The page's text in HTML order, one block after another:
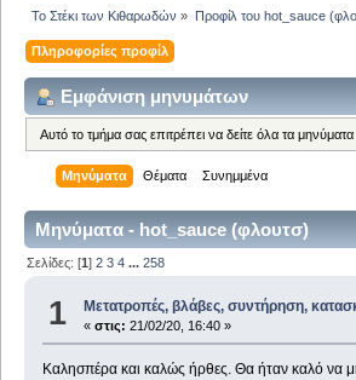
Το Στέκι των Κιθαρωδών » Προφίλ του hot_sauce
Πληροφορίες προφίλ
Εμφάνιση μηνυμάτων
Αυτό το τμήμα σας επιτρέπει να δείτε όλα τα
Μηνύματα Θέματα Συνημμένα
Μηνύματα - hot_sauce (φλουτσ)
Σελίδες: [1]2 3 4 ...258
1 Μετατροπές, βλάβες, συντήρηση,
«στις: 21/02/20, 16:40 »
Καλησπέρα και καλώς ήρθες. Θα ήταν καλό να